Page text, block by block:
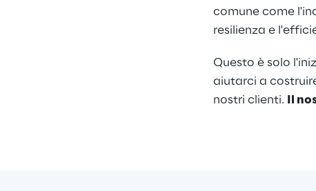
comune come
resilienza e
Questo è solo
aiutarci a
nostri clienti.
Il